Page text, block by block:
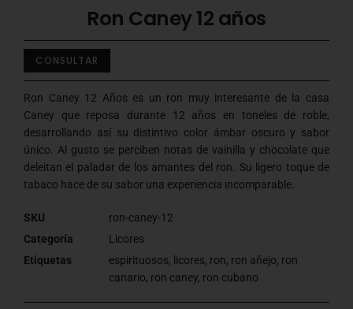
Ron Caney 12 años
CONSULTAR
Ron Caney 12 Años es un ron muy interesante de la casa
Caney que reposa durante 12 años en toneles de roble,
desarrollando así su distintivo color ámbar oscuro y sabor
único. Al gusto se perciben notas de vainilla y chocolate que
deleitan el paladar de los amantes del ron. Su ligero toque de
tabaco hace de su sabor una experiencia incomparable.
SKU
ron-caney-12
Categoría
Licores
Etiquetas
espirituosos, licores, ron, ron añejo, ron
canario, ron caney, ron cubano